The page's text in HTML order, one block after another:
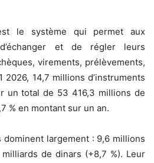
le système qui permet aux
et de régler leurs
virements, prélèvements,
2026, 14,7 millions d’instruments
un total de 53 416,3 millions de
% en montant sur un an.
dominent largement : 9,6 millions
milliards de dinars (+8,7 %). Leur